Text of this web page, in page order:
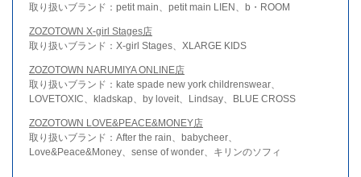
取り扱いブランド：petit main、petit main LIEN、b・ROOM
ZOZOTOWN X-girl Stages店
取り扱いブランド：X-girl Stages、XLARGE KIDS
ZOZOTOWN NARUMIYA ONLINE店
取り扱いブランド：kate spade new york childrenswear、
LOVETOXIC、kladskap、by loveit、Lindsay、BLUE CROSS
ZOZOTOWN LOVE&PEACE&MONEY店
取り扱いブランド：After the rain、babycheer、
Love&Peace&Money、sense of wonder、キリンのソフィ